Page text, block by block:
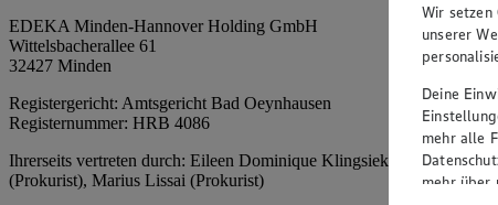
EDEKA Minden-Hannover Holding GmbH
Wittelsbacherallee 61
32427 Minden
Registergericht: Amtsgericht Bad Oeynhausen
Registernummer: HRB 4086
Ihrerseits vertreten durch: Eileen Dominique Klingsiek
(Prokurist), Marius Lissai (Prokurist)
Wir setzen
unserer
Deine
mehr alle
mehr über